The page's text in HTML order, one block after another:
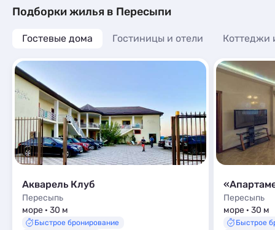
Подборки жилья в Пересыпи
Гостевые дома Гостиницы и отели Коттеджи
Акварель Клуб
Пересыпь
море · 30 м
Быстрое бронирование
Пересыпь
море · 30 м
Быстрое